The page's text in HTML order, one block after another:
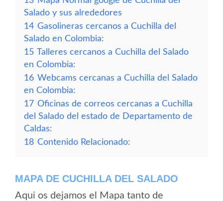
Salado y sus alrededores
14 Gasolineras cercanos a Cuchilla del
Salado en Colombia:
15 Talleres cercanos a Cuchilla del Salado
en Colombia:
16 Webcams cercanas a Cuchilla del Salado
en Colombia:
17 Oficinas de correos cercanas a Cuchilla
del Salado del estado de Departamento de
Caldas:
18 Contenido Relacionado:
MAPA DE CUCHILLA DEL SALADO
Aqui os dejamos el Mapa tanto de